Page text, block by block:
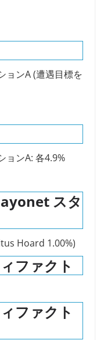
ョンA (遭遇目標を
ョンA: 各4.9%
スタ
Hoard 1.00%)
ファクト
ファクト